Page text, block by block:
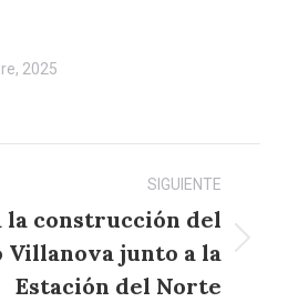
2025
SIGUIENTE
la construcción del
Villanova junto a la
Estación del Norte